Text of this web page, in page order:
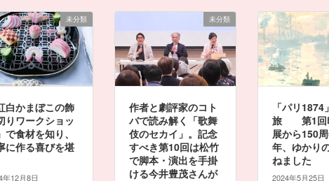
未分類
白かまぼこの飾
りワークショッ
で食材を知り、
に作る喜びを堪
年12月8日
未分類
作者と劇評家のコト
バで読み解く「歌舞
伎のセカイ」。記念
すべき第10回は松竹
で脚本・演出を手掛
ける今井豊茂さんが
「パリ
旅 第1回
展から150
年、ゆかり
ねました
2024年5月25日